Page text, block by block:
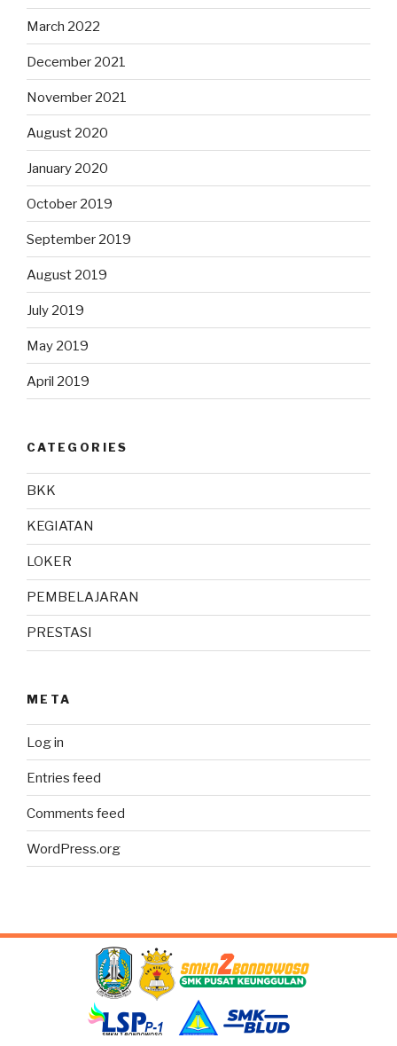
March 2022
December 2021
November 2021
August 2020
January 2020
October 2019
September 2019
August 2019
July 2019
May 2019
April 2019
CATEGORIES
BKK
KEGIATAN
LOKER
PEMBELAJARAN
PRESTASI
META
Log in
Entries feed
Comments feed
WordPress.org